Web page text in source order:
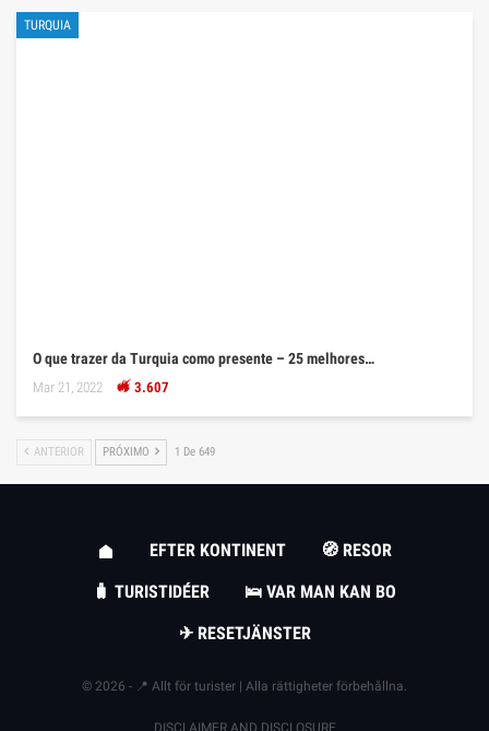
TURQUIA
O que trazer da Turquia como presente – 25 melhores…
Mar 21, 2022 3.607
ANTERIOR PRÓXIMO 1 De 649
EFTER KONTINENT
🧭 RESOR
🧳 TURISTIDÉER
🛌 VAR MAN KAN BO
✈ RESETJÄNSTER
© 2026 - 📍 Allt för turister | Alla rättigheter förbehållna.
DISCLAIMER AND DISCLOSURE